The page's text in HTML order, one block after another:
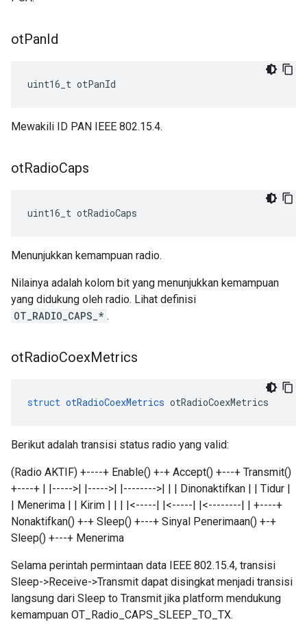
otPanId
uint16_t otPanId
Mewakili ID PAN IEEE 802.15.4.
otRadioCaps
uint16_t otRadioCaps
Menunjukkan kemampuan radio.
Nilainya adalah kolom bit yang menunjukkan kemampuan
yang didukung oleh radio. Lihat definisi
OT_RADIO_CAPS_* .
otRadioCoexMetrics
struct otRadioCoexMetrics otRadioCoexMetrics
Berikut adalah transisi status radio yang valid:
(Radio AKTIF) +----+ Enable() +-+ Accept() +---+ Transmit()
+----+ | |----->| |----->| |-------->| | | Dinonaktifkan | | Tidur |
| Menerima | | Kirim | | | |<-----| |<-----| |<--------| | +----+
Nonaktifkan() +-+ Sleep() +---+ Sinyal Penerimaan() +-+
Sleep() +---+ Menerima
Selama perintah permintaan data IEEE 802.15.4, transisi
Sleep->Receive->Transmit dapat disingkat menjadi transisi
langsung dari Sleep to Transmit jika platform mendukung
kemampuan OT_Radio_CAPS_SLEEP_TO_TX.